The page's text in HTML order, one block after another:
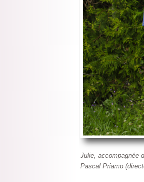
Julie, accompagnée
Pascal Priamo